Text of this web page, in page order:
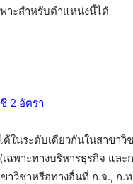
าะสำหรับตำแหน่งนี้ได้
2 อัตรา
ในระดับเดียวกันในสาขา
ฉพาะทางบริหารธุรกิจ แล
วิชาหรือทางอื่นที่ ก.จ., ก.